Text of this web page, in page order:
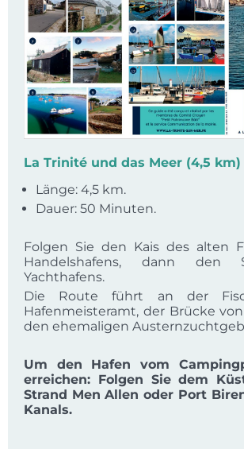
La Trinité und das Meer (4,5 km)
Länge: 4,5 km.
Dauer: 50 Minuten.
Folgen Sie den Kais des alten
Handelshafens, dann den
Yachthafens.
Die Route führt an der
Hafenmeisteramt, der Brücke
den ehemaligen
Um den Hafen vom
erreichen: Folgen Sie dem
Strand Men Allen oder Port
Kanals.